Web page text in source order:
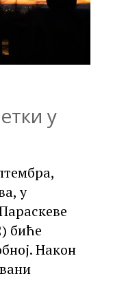
у
у
биће
Након